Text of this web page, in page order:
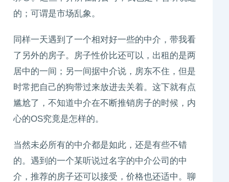
的；可谓是市场乱象。
同样一天遇到了一个相对好一些的中介，带我看
了另外的房子。房子性价比还可以，出租的是两
居中的一间；另一间据中介说，房东不住，但是
时常把自己的狗带过来放进去关着。这下就有点
尴尬了，不知道中介在不断推销房子的时候，内
心的OS究竟是怎样的。
当然未必所有的中介都是如此，还是有些不错
的。遇到的一个某听说过名字的中介公司的中
介，推荐的房子还可以接受，价格也还适中。聊